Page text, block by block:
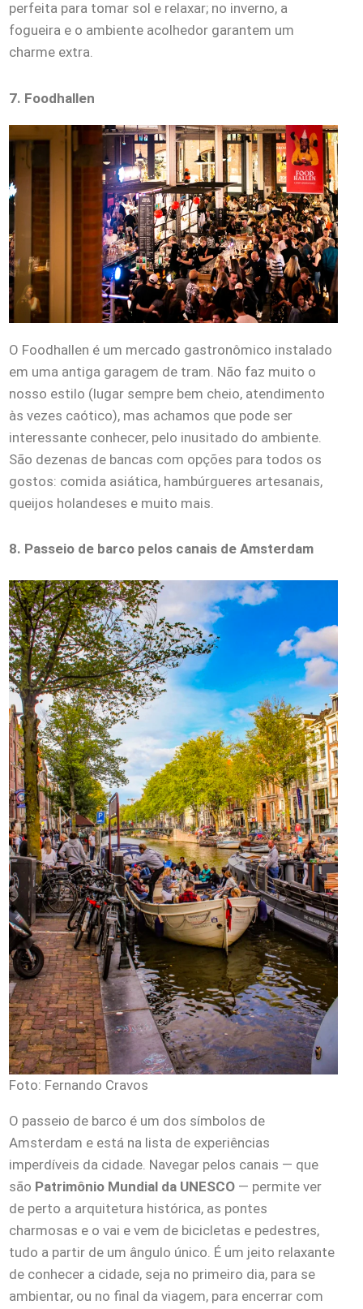
perfeita para tomar sol e relaxar; no inverno, a
fogueira e o ambiente acolhedor garantem um
charme extra.
7. Foodhallen
O Foodhallen é um mercado gastronômico instalado
em uma antiga garagem de tram. Não faz muito o
nosso estilo (lugar sempre bem cheio, atendimento
às vezes caótico), mas achamos que pode ser
interessante conhecer, pelo inusitado do ambiente.
São dezenas de bancas com opções para todos os
gostos: comida asiática, hambúrgueres artesanais,
queijos holandeses e muito mais.
8. Passeio de barco pelos canais de Amsterdam
Foto: Fernando Cravos
O passeio de barco é um dos símbolos de
Amsterdam e está na lista de experiências
imperdíveis da cidade. Navegar pelos canais — que
são Patrimônio Mundial da UNESCO — permite ver
de perto a arquitetura histórica, as pontes
charmosas e o vai e vem de bicicletas e pedestres,
tudo a partir de um ângulo único. É um jeito relaxante
de conhecer a cidade, seja no primeiro dia, para se
ambientar, ou no final da viagem, para encerrar com